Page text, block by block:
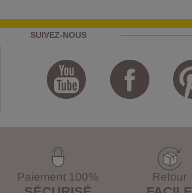
SUIVEZ-NOUS
Paiement 100% Retour